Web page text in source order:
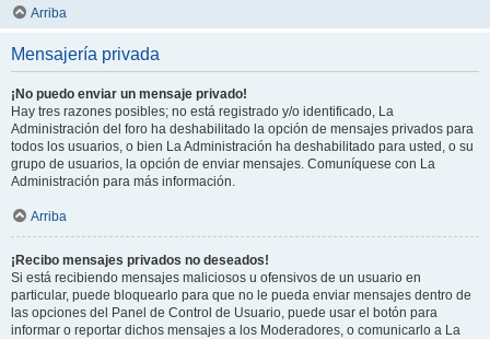
Arriba
Mensajería privada
¡No puedo enviar un mensaje privado!
Hay tres razones posibles; no está registrado y/o identificado, La
Administración del foro ha deshabilitado la opción de mensajes privados para
todos los usuarios, o bien La Administración ha deshabilitado para usted, o su
grupo de usuarios, la opción de enviar mensajes. Comuníquese con La
Administración para más información.
Arriba
¡Recibo mensajes privados no deseados!
Si está recibiendo mensajes maliciosos u ofensivos de un usuario en
particular, puede bloquearlo para que no le pueda enviar mensajes dentro de
las opciones del Panel de Control de Usuario, puede usar el botón para
informar o reportar dichos mensajes a los Moderadores, o comunicarlo a La